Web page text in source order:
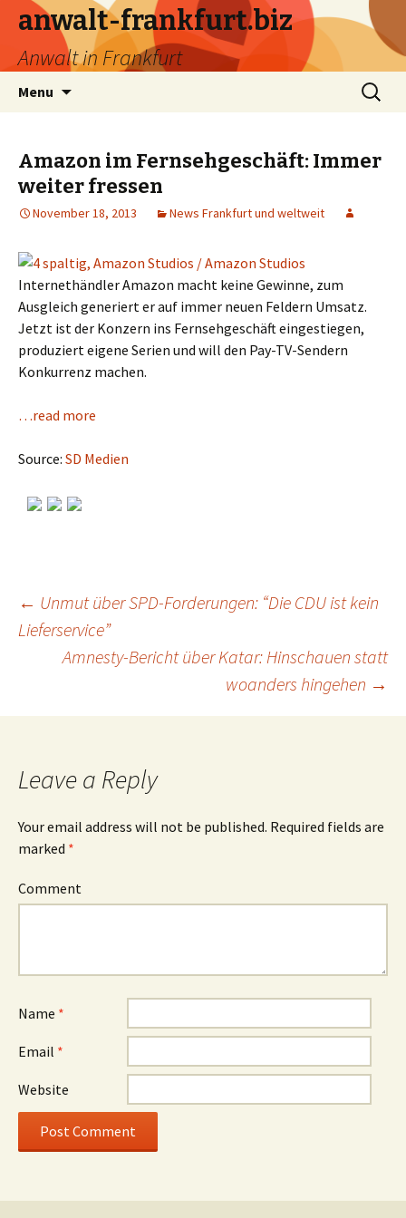
anwalt-frankfurt.biz
Anwalt in Frankfurt
Menu
Search
for:
Amazon im Fernsehgeschäft: Immer
weiter fressen
November 18, 2013 News Frankfurt und weltweit
Internethändler Amazon macht keine Gewinne, zum
Ausgleich generiert er auf immer neuen Feldern Umsatz.
Jetzt ist der Konzern ins Fernsehgeschäft eingestiegen,
produziert eigene Serien und will den Pay-TV-Sendern
Konkurrenz machen.
…read more
Source: SD Medien
Post
navigation
← Unmut über SPD-Forderungen: “Die CDU ist kein
Lieferservice”
Amnesty-Bericht über Katar: Hinschauen statt
woanders hingehen →
Leave a Reply
Your email address will not be published. Required fields are
marked *
Comment
Name *
Email *
Website